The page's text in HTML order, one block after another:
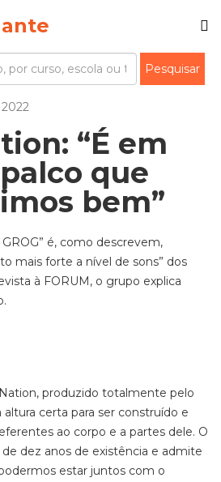
“É em
que
bem”
é, como descrevem,
mais forte a nível de sons” dos
à FORUM, o grupo explica
produzido totalmente pelo
certa para ser construído e
ao corpo e a partes dele. O
dez anos de existência e admite
estar juntos com o